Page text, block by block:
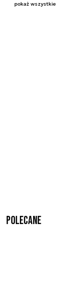
pokaż wszystkie
Polecane